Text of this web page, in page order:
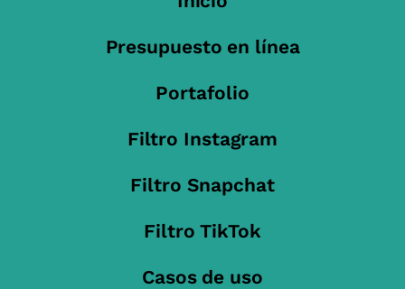
Presupuesto en línea
Portafolio
Filtro Instagram
Filtro Snapchat
Filtro TikTok
Casos de uso